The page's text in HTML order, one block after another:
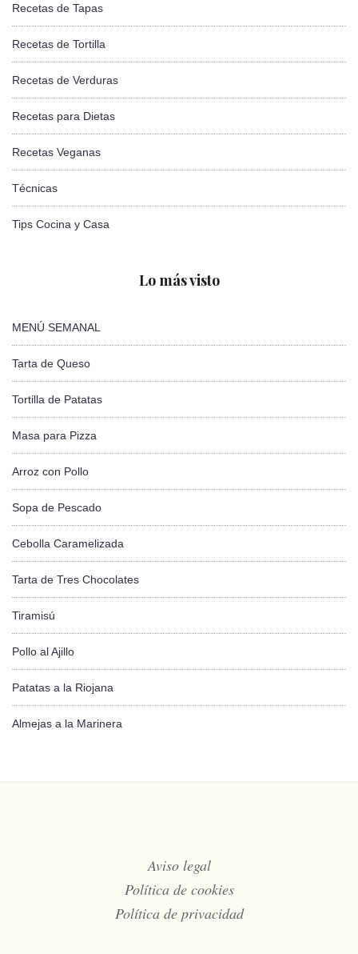
Recetas de Tapas
Recetas de Tortilla
Recetas de Verduras
Recetas para Dietas
Recetas Veganas
Técnicas
Tips Cocina y Casa
Lo más visto
MENÚ SEMANAL
Tarta de Queso
Tortilla de Patatas
Masa para Pizza
Arroz con Pollo
Sopa de Pescado
Cebolla Caramelizada
Tarta de Tres Chocolates
Tiramisú
Pollo al Ajillo
Patatas a la Riojana
Almejas a la Marinera
Aviso legal
Política de cookies
Política de privacidad